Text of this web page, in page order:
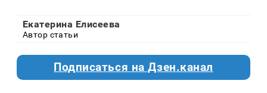
Екатерина Елисеева
Автор статьи
Подписаться на Дзен.канал